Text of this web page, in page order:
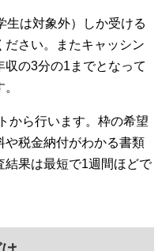
生は対象外）しか受ける
ださい。またキャッシン
の3分の1までとなって
から行います。枠の希望
や税金納付がわかる書類
結果は最短で1週間ほどで